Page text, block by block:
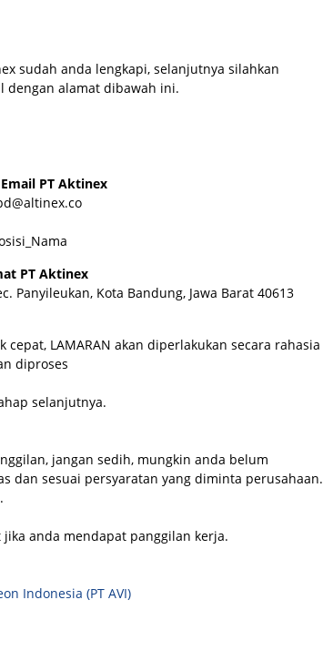
sudah anda lengkapi, selanjutnya silahkan
dengan alamat dibawah ini.
PT Aktinex
PT Aktinex
Panyileukan, Kota Bandung, Jawa Barat 40613
cepat, LAMARAN akan diperlakukan secara rahasia
diproses
selanjutnya.
jangan sedih, mungkin anda belum
dan sesuai persyaratan yang diminta perusahaan.
anda mendapat panggilan kerja.
Indonesia (PT AVI)